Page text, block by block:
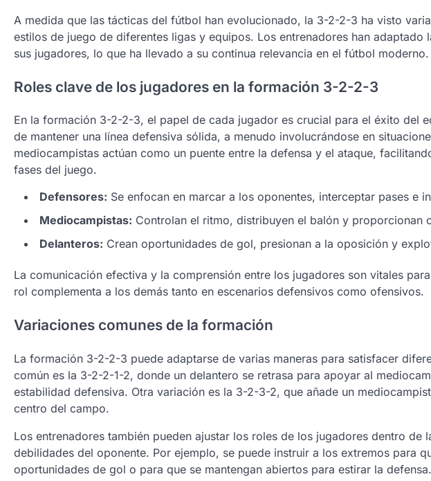
A medida que las tácticas del fútbol han evolucionado, la 3-2-2-3 ha visto
estilos de juego de diferentes ligas y equipos. Los entrenadores han
sus jugadores, lo que ha llevado a su continua relevancia en el fútbol moderno.
Roles clave de los jugadores en la formación 3-2-2-3
En la formación 3-2-2-3, el papel de cada jugador es crucial para el éxito del
de mantener una línea defensiva sólida, a menudo involucrándose en
mediocampistas actúan como un puente entre la defensa y el ataque,
fases del juego.
Defensores: Se enfocan en marcar a los oponentes, interceptar pases e
Mediocampistas: Controlan el ritmo, distribuyen el balón y proporcionan
Delanteros: Crean oportunidades de gol, presionan a la oposición y
La comunicación efectiva y la comprensión entre los jugadores son vitales
rol complementa a los demás tanto en escenarios defensivos como ofensivos.
Variaciones comunes de la formación
La formación 3-2-2-3 puede adaptarse de varias maneras para satisfacer
común es la 3-2-2-1-2, donde un delantero se retrasa para apoyar al
estabilidad defensiva. Otra variación es la 3-2-3-2, que añade un
centro del campo.
Los entrenadores también pueden ajustar los roles de los jugadores dentro de
debilidades del oponente. Por ejemplo, se puede instruir a los extremos para
oportunidades de gol o para que se mantengan abiertos para estirar la